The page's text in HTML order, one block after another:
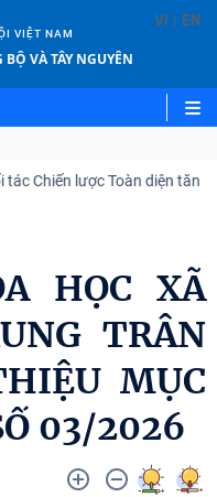
VIỆT NAM
VÀ TÂY NGUYÊN
VI | EN
Chiến lược Toàn diện tăng
HỌC XÃ
TRÂN
MỤC
03/2026